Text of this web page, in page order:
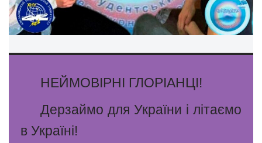
НЕЙМОВІРНІ ГЛОРІАНЦІ!
Дерзаймо для України і літаємо
в Україні!